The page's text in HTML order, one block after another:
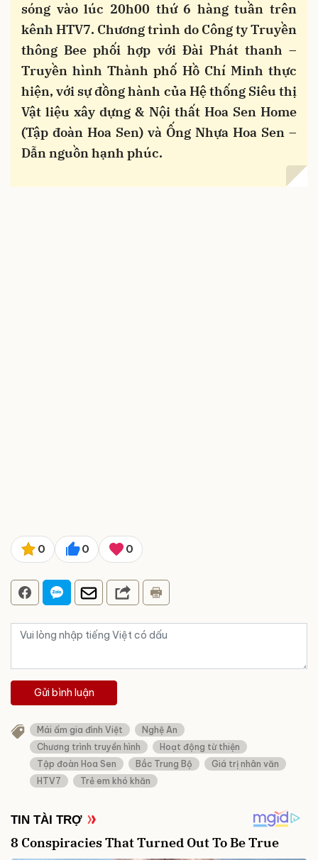
sóng vào lúc 20h00 thứ 6 hàng tuần trên
kênh HTV7. Chương trình do Công ty Truyền
thông Bee phối hợp với Đài Phát thanh –
Truyền hình Thành phố Hồ Chí Minh thực
hiện, với sự đồng hành của Hệ thống Siêu thị
Vật liệu xây dựng & Nội thất Hoa Sen Home
(Tập đoàn Hoa Sen) và Ống Nhựa Hoa Sen –
Dẫn nguồn hạnh phúc.
0 0 0
Gửi bình luận
Mái ấm gia đình Việt
Nghệ An
Chương trình truyền hình
Hoạt động từ thiện
Tập đoàn Hoa Sen
Bắc Trung Bộ
Giá trị nhân văn
HTV7
Trẻ em khó khăn